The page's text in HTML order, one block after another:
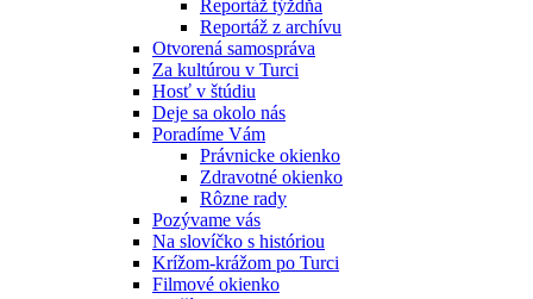
Reportáž týždňa
Reportáž z archívu
Otvorená samospráva
Za kultúrou v Turci
Hosť v štúdiu
Deje sa okolo nás
Poradíme Vám
Právnicke okienko
Zdravotné okienko
Rôzne rady
Pozývame vás
Na slovíčko s históriou
Krížom-krážom po Turci
Filmové okienko